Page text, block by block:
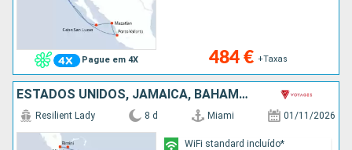
Pague em 4X 484 € +Taxas
ESTADOS UNIDOS, JAMAICA, BAHAMAS
Resilient Lady 8 d Miami 01/11/2026
WiFi standard incluído*